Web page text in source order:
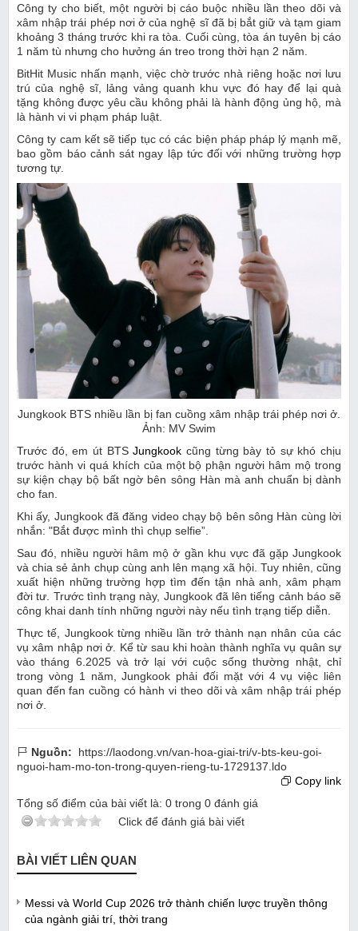
Công ty cho biết, một người bị cáo buộc nhiều lần theo dõi và
xâm nhập trái phép nơi ở của nghệ sĩ đã bị bắt giữ và tạm giam
khoảng 3 tháng trước khi ra tòa. Cuối cùng, tòa án tuyên bị cáo
1 năm tù nhưng cho hưởng án treo trong thời hạn 2 năm.
BitHit Music nhấn mạnh, việc chờ trước nhà riêng hoặc nơi lưu
trú của nghệ sĩ, lảng vảng quanh khu vực đó hay để lại quà
tặng không được yêu cầu không phải là hành động ủng hộ, mà
là hành vi vi phạm pháp luật.
Công ty cam kết sẽ tiếp tục có các biện pháp pháp lý mạnh mẽ,
bao gồm báo cảnh sát ngay lập tức đối với những trường hợp
tương tự.
Jungkook BTS nhiều lần bị fan cuồng xâm nhập trái phép nơi ở.
Ảnh: MV Swim
Trước đó, em út BTSJungkook cũng từng bày tỏ sự khó chịu
trước hành vi quá khích của một bộ phận người hâm mộ trong
sự kiện chạy bộ bất ngờ bên sông Hàn mà anh chuẩn bị dành
cho fan.
Khi ấy, Jungkook đã đăng video chạy bộ bên sông Hàn cùng lời
nhắn: "Bắt được mình thì chụp selfie”.
Sau đó, nhiều người hâm mộ ở gần khu vực đã gặp Jungkook
và chia sẻ ảnh chụp cùng anh lên mạng xã hội. Tuy nhiên, cũng
xuất hiện những trường hợp tìm đến tận nhà anh, xâm phạm
đời tư. Trước tình trạng này, Jungkook đã lên tiếng cảnh báo sẽ
công khai danh tính những người này nếu tình trạng tiếp diễn.
Thực tế, Jungkook từng nhiều lần trở thành nạn nhân của các
vụ xâm nhập nơi ở. Kể từ sau khi hoàn thành nghĩa vụ quân sự
vào tháng 6.2025 và trở lại với cuộc sống thường nhật, chỉ
trong vòng 1 năm, Jungkook phải đối mặt với 4 vụ việc liên
quan đến fan cuồng có hành vi theo dõi và xâm nhập trái phép
nơi ở.
Nguồn:
https://laodong.vn/van-hoa-giai-tri/v-bts-keu-goi-
nguoi-ham-mo-ton-trong-quyen-rieng-tu-1729137.ldo
Copy link
Tổng số điểm của bài viết là: 0 trong 0 đánh giá
Click để đánh giá bài viết
BÀI VIẾT LIÊN QUAN
Messi và World Cup 2026 trở thành chiến lược truyền thông
của ngành giải trí, thời trang